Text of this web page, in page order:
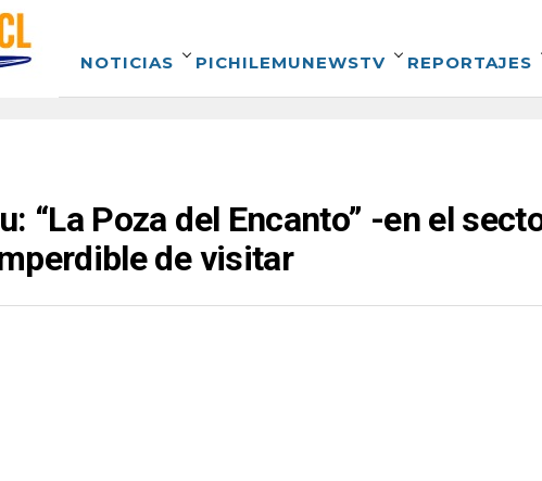
NOTICIAS PICHILEMUNEWSTV REPORTAJES
“La Poza del Encanto” -en el
de visitar